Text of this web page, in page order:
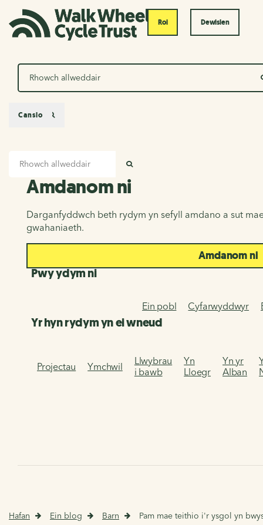
Roi Dewislen
Chwilio
Amdanom ni
Amdanom ni
Darganfyddwch beth rydym yn sefyll amdano a sut
gwahaniaeth.
Amdanom ni
Pwy ydym ni
Ein pobl Cyfarwyddwyr
Yr hyn rydym yn ei wneud
Projectau Ymchwil
Llwybrau
i bawb
Yn
Lloegr
Yn yr
Alban
Canslo
Hafan Ein blog Barn Pam mae teithio i'r ysgol yn